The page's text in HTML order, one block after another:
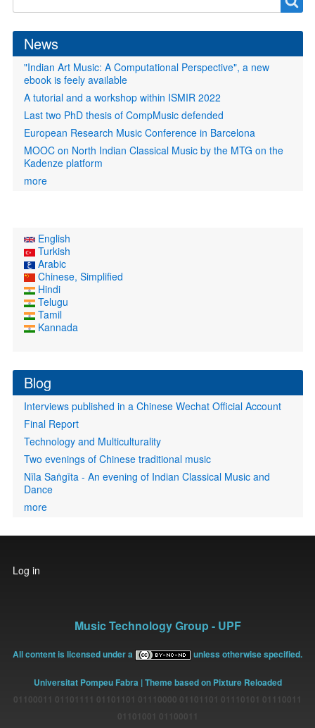
form
News
"Indian Art Music: A Computational Perspective", a new
ebook is feely available
A tutorial and a workshop within ISMIR 2022
Last two PhD thesis of CompMusic defended
European Research Music Conference in Barcelona
MOOC on North Indian Classical Music by the MTG on the
Kadenze platform
more
English
Turkish
Arabic
Chinese, Simplified
Hindi
Telugu
Tamil
Kannada
Blog
Interviews published in a Chinese Wechat Official Account
Final Report
Technology and Multiculturality
Two evenings of Chinese traditional music
Nīla Saṅgīta - An evening of Indian Classical Music and
Dance
more
User
account
Log in
Music Technology Group - UPF
All content is licensed under a unless otherwise specified.
Universitat Pompeu Fabra | Theme based on Pixture Reloaded
01100011 01101111 01101101 01110000 01101101 01110101 01110011